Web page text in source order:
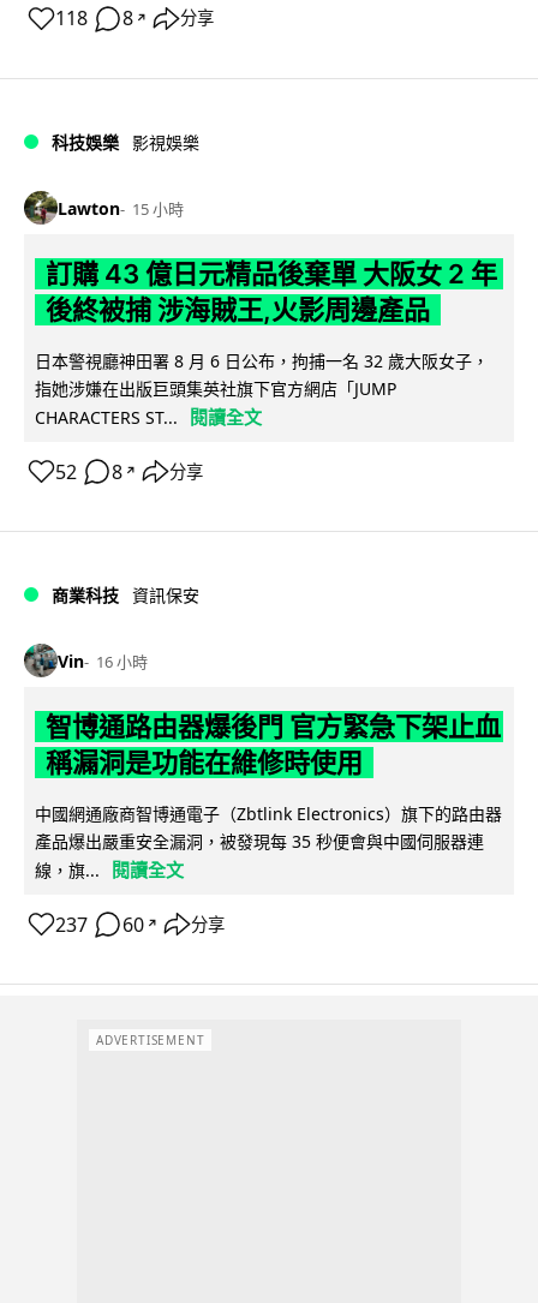
118 8 ↗ 分享
科技娛樂 影視娛樂
Lawton 15 小時
訂購 43 億日元精品後棄單 大阪女 2 年
後終被捕 涉海賊王,火影周邊產品
日本警視廳神田署 8 月 6 日公布，拘捕一名 32 歲大阪女子，
指她涉嫌在出版巨頭集英社旗下官方網店「JUMP
CHARACTERS ST...
閱讀全文
52 8 ↗ 分享
商業科技 資訊保安
Vin 16 小時
智博通路由器爆後門 官方緊急下架止血
稱漏洞是功能在維修時使用
中國網通廠商智博通電子（Zbtlink Electronics）旗下的路由器
產品爆出嚴重安全漏洞，被發現每 35 秒便會與中國伺服器連
線，旗...
閱讀全文
237 60 ↗ 分享
ADVERTISEMENT